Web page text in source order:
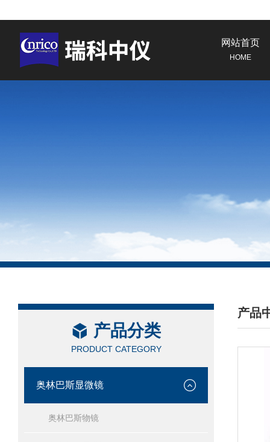
网站首页
HOME
产品分类
PRODUCT CATEGORY
奥林巴斯显微镜
奥林巴斯物镜
产品
/